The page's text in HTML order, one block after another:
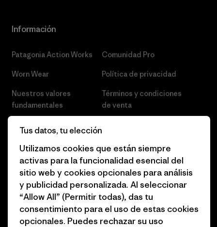
Información
Patagonia Action Works
Worn Wear
Nuestros valores
fundamentales
Business Unusual
Objetivos climáticos
1% for the Planet
Cómo financiamos
Tarjetas regalo
Comunidad Pro
Política de privacidad
Términos y condiciones
de venta
Empleo
Prensa
Programa para profesionales
del sector
Programa de afiliados
Tus datos, tu elección
Utilizamos cookies que están siempre
activas para la funcionalidad esencial del
sitio web y cookies opcionales para análisis
y publicidad personalizada. Al seleccionar
“Allow All” (Permitir todas), das tu
consentimiento para el uso de estas cookies
opcionales. Puedes rechazar su uso